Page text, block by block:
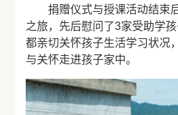
捐赠仪式与授课活动结束
之旅，先后慰问了3家受助学孩
都亲切关怀孩子生活学习状况
与关怀走进孩子家中。